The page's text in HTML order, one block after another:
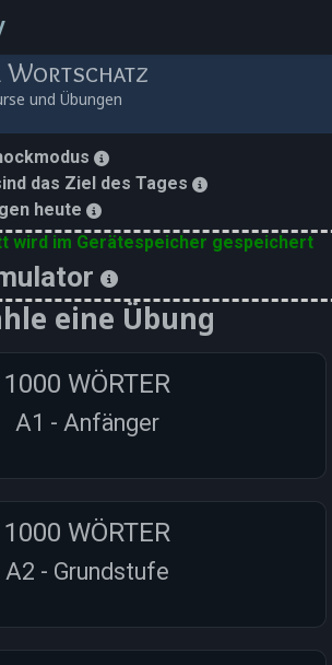
Wortschatz
und Übungen
das Ziel des Tages
heute
wird im Gerätespeicher gespeichert
eine Übung
1000 WÖRTER
A1 - Anfänger
1000 WÖRTER
A2 - Grundstufe